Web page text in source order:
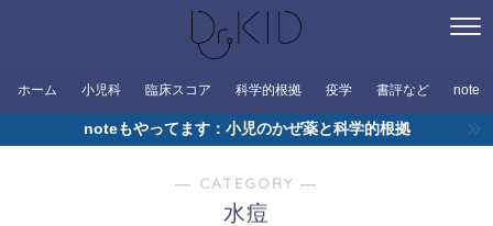
ホーム 小児科 臨床スコア 科学的根拠 疫学 書評など note
noteもやってます：小児のかぜ薬と科学的根拠
― CATEGORY ―
水痘